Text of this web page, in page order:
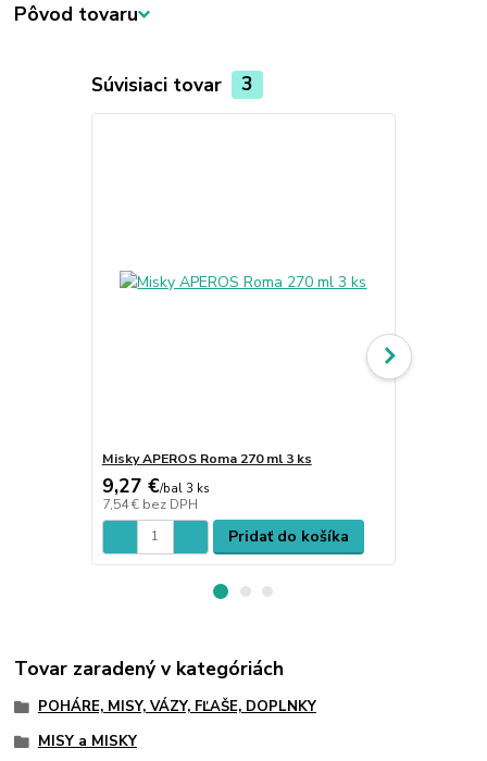
Pôvod tovaru
Súvisiaci tovar 3
Misky APEROS Roma 270 ml 3 ks
9,27 €/bal 3 ks
7,54 € bez DPH
Pridať do košíka
Tovar zaradený v kategóriách
POHÁRE, MISY, VÁZY, FĽAŠE, DOPLNKY
MISY a MISKY